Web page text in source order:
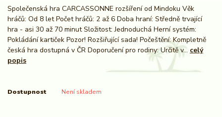
Společenská hra CARCASSONNE rozšíření od Mindoku Věk
hráčů: Od 8 let Počet hráčů: 2 až 6 Doba hraní: Středně trvající
hra - asi 30 až 70 minut Složitost: Jednoduchá Herní systém:
Pokládání kartiček Pozor! Rozšiřující sada! Počeštění: Kompletně
česká hra dostupná v ČR Doporučení pro rodiny: Určitě v... celý
popis
Dostupnost Není skladem